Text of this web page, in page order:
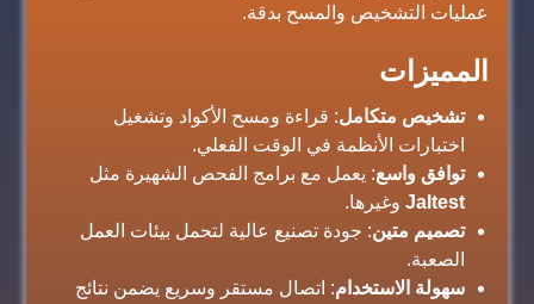
عمليات التشخيص والمسح بدقة.
المميزات
تشخيص متكامل: قراءة ومسح الأكواد وتشغيل
اختبارات الأنظمة في الوقت الفعلي.
توافق واسع: يعمل مع برامج الفحص الشهيرة مثل
Jaltest وغيرها.
تصميم متين: جودة تصنيع عالية لتحمل بيئات العمل
الصعبة.
سهولة الاستخدام: اتصال مستقر وسريع يضمن نتائج